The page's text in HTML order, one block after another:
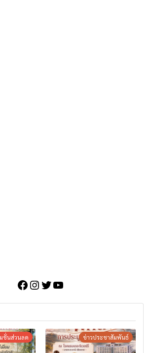
Facebook
Instagram
Twitter
YouTube
ชั่นส่วนลด ข่าวประชาสัมพันธ์